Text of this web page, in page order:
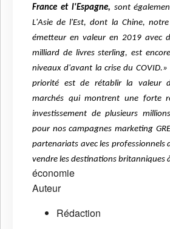
France et l'Espagne, sont
L'Asie de l'Est, dont la Chine,
émetteur en valeur en 2019 avec
milliard de livres sterling, est
niveaux d'avant la crise du COVID.»
priorité est de rétablir la valeur
marchés qui montrent une forte
investissement de plusieurs
pour nos campagnes marketing
partenariats avec les professionnels
vendre les destinations britanniques
économie
Auteur
Rédaction